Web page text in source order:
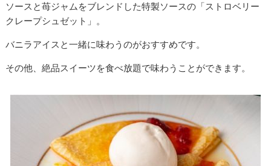
ソースと苺ジャムをブレンドした特製ソースの「ストロベリー
クレープシュゼット」。
バニラアイスと一緒に味わうのがおすすめです。
その他、絶品スイーツを食べ放題で味わうことができます。